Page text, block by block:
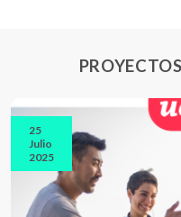
25
Julio
2025